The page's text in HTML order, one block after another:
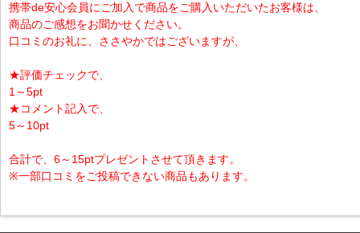
携帯de安心会員にご加入で商品をご購入いただいたお客様は、
商品のご感想をお聞かせください。
口コミのお礼に、ささやかではございますが、
★評価チェックで、
1～5pt
★コメント記入で、
5～10pt
合計で、6～15ptプレゼントさせて頂きます。
※一部口コミをご投稿できない商品もあります。